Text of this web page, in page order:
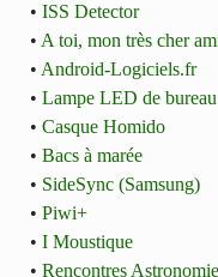
• ISS Detector
• A toi, mon très cher
• Android-Logiciels.fr
• Lampe LED de bureau
• Casque Homido
• Bacs à marée
• SideSync (Samsung)
• Piwi+
• I Moustique
• Rencontres Astronomie